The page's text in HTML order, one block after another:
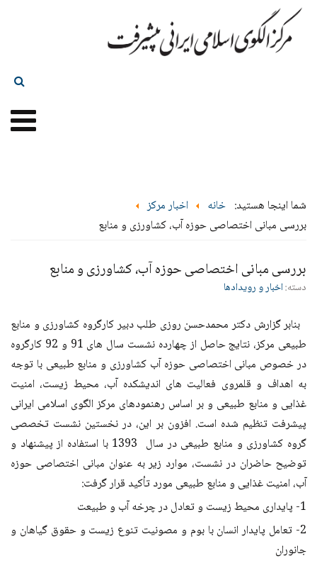
شما اینجا هستید: خانه
اخبار مرکز
بررسی مبانی اختصاصی حوزه آب، کشاورزی و منابع
بررسی مبانی اختصاصی حوزه آب، کشاورزی و منابع
دسته:اخبار و رویدادها
بنابر گزارش دکتر محمدحسن روزی طلب دبیر کارگروه کشاورزی و منابع
طبیعی مرکز، نتایج حاصل از چهارده نشست سال های 91 و 92 کارگروه
در خصوص مبانی اختصاصی حوزه آب کشاورزی و منابع طبیعی با توجه
به اهداف و قلمروی فعالیت های اندیشکده آب، محیط زیست، امنیت
غذایی و منابع طبیعی و بر اساس رهنمودهای مرکز الگوی اسلامی ایرانی
پیشرفت تنظیم شده است. افزون بر این، در نخستین نشست تخصصی
گروه کشاورزی و منابع طبیعی در سال 1393 با استفاده از پیشنهاد و
توضیح حاضران در نشست، موارد زیر به عنوان مبانی اختصاصی حوزه
آب، امنیت غذایی و منابع طبیعی مورد تأکید قرار گرفت:
1- پایداری محیط زیست و تعادل در چرخه آب و طبیعت
2- تعامل پایدار انسان با بوم و مصونیت تنوع زیست و حقوق گیاهان و
جانوران